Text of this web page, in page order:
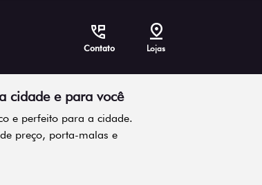
Contato Lojas
cidade e para você
e perfeito para a cidade.
preço, porta-malas e